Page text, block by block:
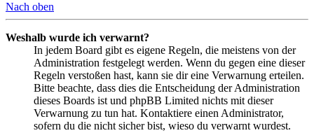
Nach oben
Weshalb wurde ich verwarnt?
In jedem Board gibt es eigene Regeln, die meistens von der
Administration festgelegt werden. Wenn du gegen eine dieser
Regeln verstoßen hast, kann sie dir eine Verwarnung erteilen.
Bitte beachte, dass dies die Entscheidung der Administration
dieses Boards ist und phpBB Limited nichts mit dieser
Verwarnung zu tun hat. Kontaktiere einen Administrator,
sofern du die nicht sicher bist, wieso du verwarnt wurdest.